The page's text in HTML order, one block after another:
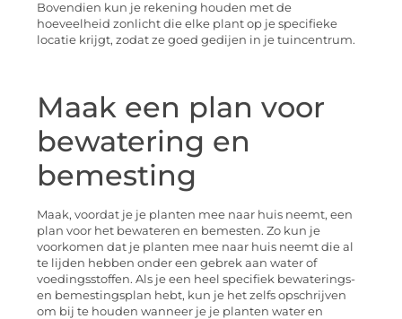
Bovendien kun je rekening houden met de
hoeveelheid zonlicht die elke plant op je specifieke
locatie krijgt, zodat ze goed gedijen in je tuincentrum.
Maak een plan voor
bewatering en
bemesting
Maak, voordat je je planten mee naar huis neemt, een
plan voor het bewateren en bemesten. Zo kun je
voorkomen dat je planten mee naar huis neemt die al
te lijden hebben onder een gebrek aan water of
voedingsstoffen. Als je een heel specifiek bewaterings-
en bemestingsplan hebt, kun je het zelfs opschrijven
om bij te houden wanneer je je planten water en